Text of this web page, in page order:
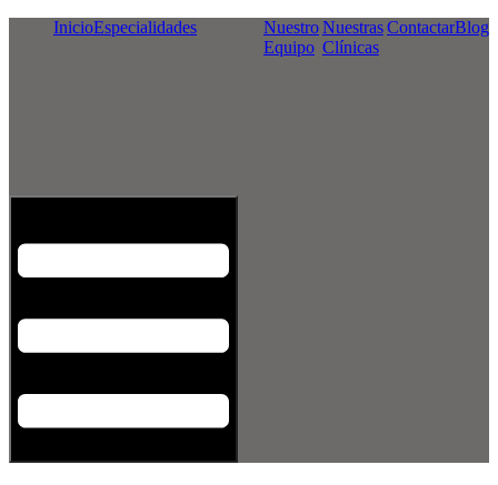
InicioEspecialidades
Nuestro
Equipo
Nuestras
Clínicas
ContactarBlog